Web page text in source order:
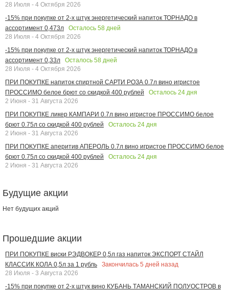
28 Июля - 4 Октября 2026
-15% при покупке от 2-х штук энергетический напиток ТОРНАДО в
ассортимент 0,473л
Осталось 58 дней
28 Июля - 4 Октября 2026
-15% при покупке от 2-х штук энергетический напиток ТОРНАДО в
ассортимент 0,33л
Осталось 58 дней
28 Июля - 4 Октября 2026
ПРИ ПОКУПКЕ напиток спиртной САРТИ РОЗА 0.7л вино игристое
ПРОССИМО белое брют со скидкой 400 рублей
Осталось 24 дня
2 Июня - 31 Августа 2026
ПРИ ПОКУПКЕ ликер КАМПАРИ 0.7л вино игристое ПРОССИМО белое
брют 0.75л со скидкой 400 рублей
Осталось 24 дня
2 Июня - 31 Августа 2026
ПРИ ПОКУПКЕ аперитив АПЕРОЛЬ 0.7л вино игристое ПРОССИМО белое
брют 0.75л со скидкой 400 рублей
Осталось 24 дня
2 Июня - 31 Августа 2026
Будущие акции
Нет будущих акций
Прошедшие акции
ПРИ ПОКУПКЕ виски РЭДВОКЕР 0,5л газ напиток ЭКСПОРТ СТАЙЛ
КЛАССИК КОЛА 0,5л за 1 рубль
Закончилась 5 дней назад
28 Июля - 3 Августа 2026
-15% при покупке от 2-х штук вино КУБАНЬ ТАМАНСКИЙ ПОЛУОСТРОВ в